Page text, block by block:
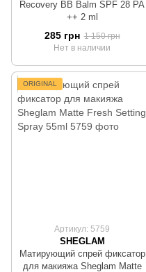
Recovery BB Balm SPF 28 PA
++ 2 ml
285 грн 1 150 грн
Нет в наличии
ORIGINAL
Артикул: 5759
SHEGLAM
Матирующий спрей фиксатор
для макияжа Sheglam Matte